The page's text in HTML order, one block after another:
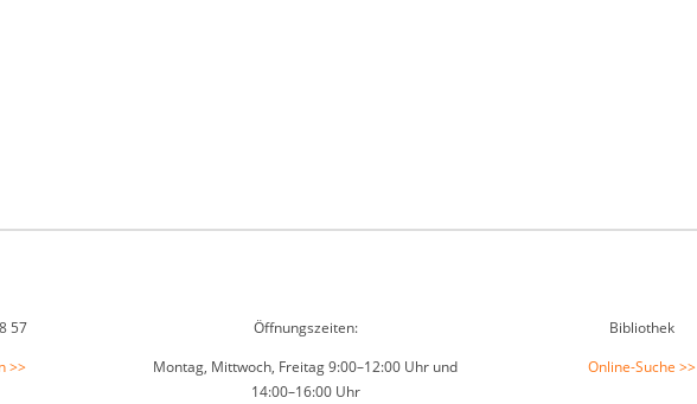
57
>>
Öffnungszeiten:
Montag, Mittwoch, Freitag 9:00–12:00 Uhr und
14:00–16:00 Uhr
Bibliothek
Online-Suche >>